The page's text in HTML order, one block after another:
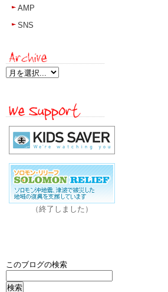
AMP
SNS
（終了しました）
このブログの検索